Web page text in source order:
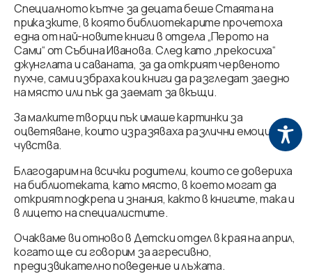
Специалното кътче за децата беше Стаята на
приказките, в която библиотекарите прочетоха
една от най-новите книги в отдела „Перото на
Сами“ от Събина Иванова. След като „прекосиха“
джунглата и саваната, за да открият червеното
пухче, сами избраха кои книги да разгледат заедно
на място или пък да заемат за вкъщи.
За малките творци пък имаше картинки за
оцветяване, които изразяваха различни емоции и
чувства.
Благодарим на всички родители, които се довериха
на библиотеката, като място, в което могат да
открият подкрепа и знания, както в книгите, така и
в лицето на специалистите.
Очакваме ви отново в Детски отдел в края на април,
когато ще си говорим за агресивно,
предизвикателно поведение и лъжата.